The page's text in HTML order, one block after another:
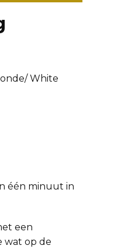
White
één minuut in
een
wat op de